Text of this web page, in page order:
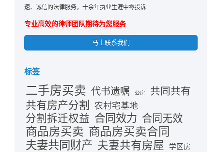
速、诚信的法律服务，十余年执业生涯中零投诉...
专业高效的律师团队期待为您服务
马上联系我们
标签
二手房买卖 代书遗嘱 公房 共同共有
共有房产分割 农村宅基地
分割拆迁权益 合同效力 合同无效
商品房买卖 商品房买卖合同
夫妻共同财产 夫妻共有房屋 学区房